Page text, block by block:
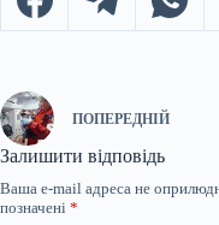
ПОПЕРЕДНІЙ
Залишити відповідь
Ваша e-mail адреса не
позначені *